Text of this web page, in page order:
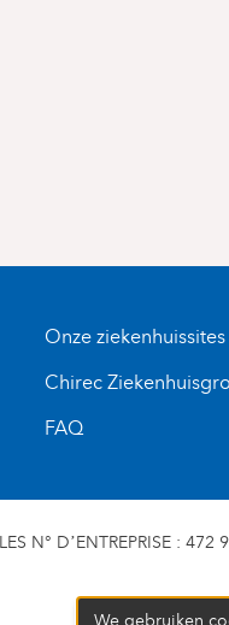
Onze ziekenhuissites
Chirec
FAQ
N° D’ENTREPRISE : 472
We gebruiken